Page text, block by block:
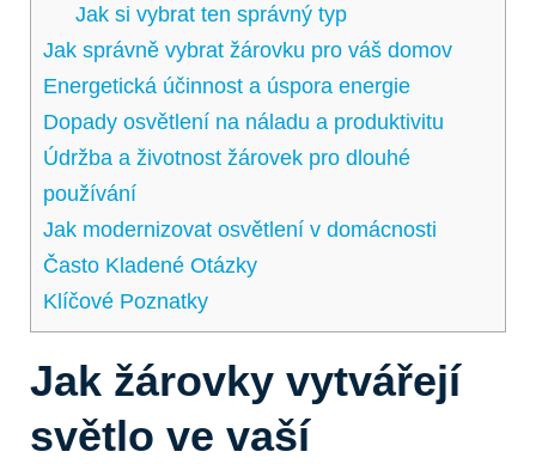
Jak si vybrat ten správný typ
Jak správně vybrat žárovku pro váš domov
Energetická účinnost a úspora energie
Dopady osvětlení na náladu a produktivitu
Údržba a životnost žárovek pro dlouhé
používání
Jak modernizovat osvětlení v domácnosti
Často Kladené Otázky
Klíčové Poznatky
Jak žárovky vytvářejí
světlo ve vaší